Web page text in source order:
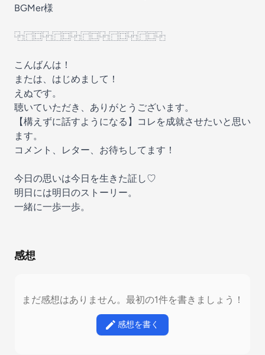
BGMer様
⿻⿸⿴⿻⿸⿴⿻⿸⿴⿻⿸⿴⿻⿸⿴⿻
こんばんは！
または、はじめまして！
えぬです。
聴いていただき、ありがとうございます。
【構えずに話すようになる】コレを成就させたいと思い
ます。
コメント、レター、お待ちしてます！
今日の思いは今日を生きた証し♡
明日には明日のストーリー。
一緒に一歩一歩。
感想
まだ感想はありません。最初の1件を書きましょう！
感想を書く